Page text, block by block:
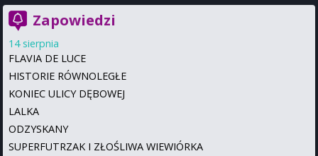
Zapowiedzi
14 sierpnia
FLAVIA DE LUCE
HISTORIE RÓWNOLEGŁE
KONIEC ULICY DĘBOWEJ
LALKA
ODZYSKANY
SUPERFUTRZAK I ZŁOŚLIWA WIEWIÓRKA